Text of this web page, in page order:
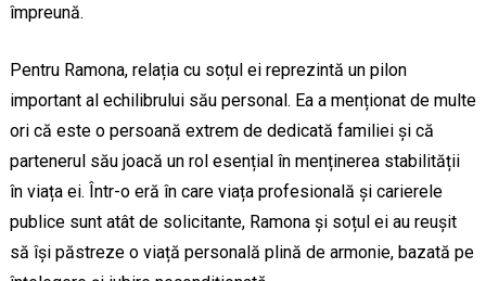
împreună.
Pentru Ramona, relația cu soțul ei reprezintă un pilon
important al echilibrului său personal. Ea a menționat de multe
ori că este o persoană extrem de dedicată familiei și că
partenerul său joacă un rol esențial în menținerea stabilității
în viața ei. Într-o eră în care viața profesională și carierele
publice sunt atât de solicitante, Ramona și soțul ei au reușit
să își păstreze o viață personală plină de armonie, bazată pe